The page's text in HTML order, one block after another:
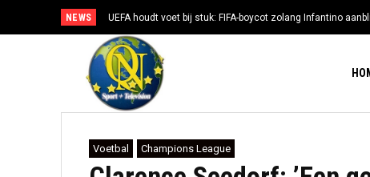
NEWS UEFA houdt voet bij stuk: FIFA-boycot zolang Infantino
Voetbal Champions League